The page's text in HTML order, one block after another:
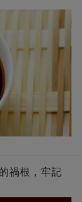
禍根，牢記